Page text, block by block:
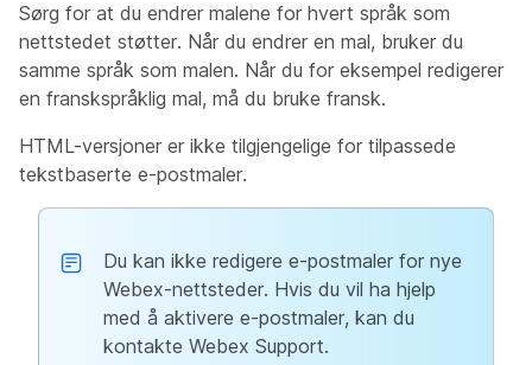
Sørg for at du endrer malene for hvert språk som
nettstedet støtter. Når du endrer en mal, bruker du
samme språk som malen. Når du for eksempel redigerer
en franskspråklig mal, må du bruke fransk.
HTML-versjoner er ikke tilgjengelige for tilpassede
tekstbaserte e-postmaler.
Du kan ikke redigere e-postmaler for nye
Webex-nettsteder. Hvis du vil ha hjelp
med å aktivere e-postmaler, kan du
kontakte Webex Support.